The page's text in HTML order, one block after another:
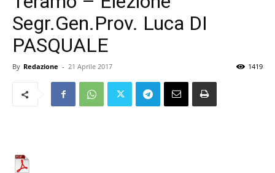
Segr.Gen.Prov. Luca DI
PASQUALE
By Redazione - 21 Aprile 2017 1419